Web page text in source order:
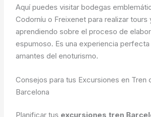
Aquí puedes visitar bodegas
Codorníu o Freixenet para realizar tours
aprendiendo sobre el proceso de
espumoso. Es una experiencia perfecta
amantes del enoturismo.
Consejos para tus Excursiones en Tren
Barcelona
Planificar tus excursiones tren